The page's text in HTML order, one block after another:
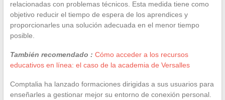
relacionadas con problemas técnicos. Esta medida tiene como
objetivo reducir el tiempo de espera de los aprendices y
proporcionarles una solución adecuada en el menor tiempo
posible.
También recomendado : Cómo acceder a los recursos
educativos en línea: el caso de la academia de Versalles
Comptalia ha lanzado formaciones dirigidas a sus usuarios para
enseñarles a gestionar mejor su entorno de conexión personal.